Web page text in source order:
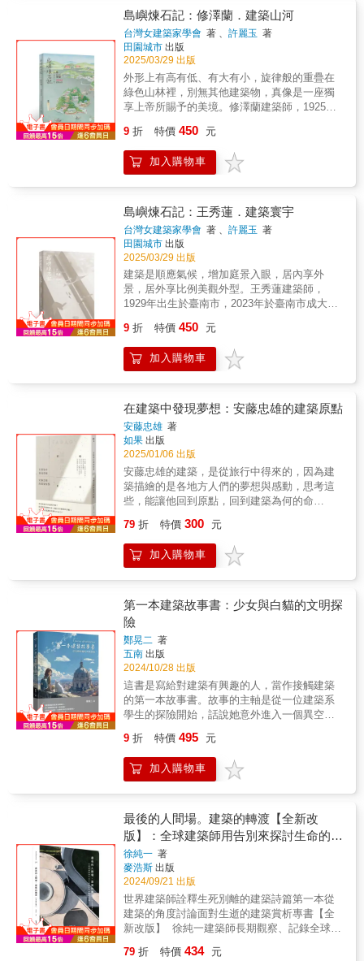
『那東西居然還站著！』」──卡拉特拉瓦│工
程師、建築師1991「勒．柯比意著名的杜明諾
系統不僅針對構築工法進行抽象解析，也為理
性建築宣示新的自由，並為組構手法提供理論
基礎，更為抽象形式建立架構元素。薩伏瓦住
宅則在實證理論基礎的同時，進一步展示新形
式的特質……他從不懷疑，藉著理論的實踐與
形式的操作，建築可以提升至藝術的地位。」
──麥斯威爾│建築師、教育家、評論家
1992「也許由專業進行社會改革的看法有誤，
也許將建築視為道德重整的手段窒礙難行，但
我們無可否認勒．柯比意建築裡細膩的塑性及
師，有著廣闊的遠見、一意的專注與恆久的堅
持……在時代洪流與社會神話裡，因緣際會的
疊合了他作為藝術家的膽識與身為一個人的熱
情，造就了勒．柯比意絕無僅有的地位。」──
柯閎│建築師、教育家、評論家1987「虛無主義
與組構手法的結合；困頓在現代世界裡窒礙難
行的亂林中，引用此一信念所建構的準則，
合的意志力：面對著現代都會成長擴張的崩解
代的工具，勒．柯比意奮力拋出光輝城
市……」──塔夫里│史學家、評論家1987 「藉
著『居住的機器』，勒．柯比意希冀體現一種
生活方式的解放，一種極度年輕的奔放……
勒．柯比意極具個人風格、開創性十足的線條
圖面……美麗地描繪出進退深淺的空間層次，
刻意誇張的透視景深；相互咬合的形狀、量
體，即便最小的空間細部都被支解展現出
來。」──史考利│史學家、評論家1987 「意欲
了解勒．柯比意成就的學習者，應該了解他融
入設計裡的空間與形式特質，因此必須研讀他
的圖面，甚至仔細分析他的設計草圖與各種畫
作。他在三向度塑形藝術的最偉大貢獻源自二
向度繪畫藝術的摸索；由此，勒．柯比意展現
了現代建築空間的原理……」──席理曼│建築
師、教育家1996 「只要是現代建築的歷史或詮
而復始地圍繞著勒．柯比意。即使多年後仍覺
得活在他的陰影下，仍讓人感同身受地咀嚼著
建築師史密森的一句話；『每你一翻開一卷
勒．柯比意《作品全集》時，你總覺得他已經
擁有所有你最棒的想法，甚至，他已經做了下
一步你想要去試試看的事。』」──普拉特斯│
教育家、史學家、評論家2001 「勒．柯比意具
有一個特質：他在建築設計發展上的嚴謹程度
已達典範層次。因此他的建築方案固然比起實
際作品更具影響力，但也更賦予他的《作品全
在今天，全世界的年輕建築師仍爭相閱讀《作
品全集》。」──范普頓│建築師、教育家、史
學家2001 「有關勒．柯比意的書籍與論述已不
折不扣地自成一宗產業。隨著大宗生產而來，
汗牛充棟的量與良莠不齊的質，也意味著愈來
愈難真正了解他的作品。然而，毫無疑問地，
正如同任何一位關切勒．柯比意作品的學者專
家或門外漢，最讓我滿意的還是勒．柯比意本
人身兼『編輯-作者』的《作品全集》。」──宗
寧思│教育家、評論家2001
自前往建築走讀一番！──吳宜晏●建築未必只
能是吉他貝斯鼓聲強勁的搖滾樂，妹島和西澤
創造了抒情動人的鋼琴合奏。──黃威融
少？本書介紹許多表現精采、成就卓越的建築
大師，帶領你神遊世界，觀賞許多偉大的建
築。本書作者是一位建築師，也是建築評論
家，這是他以世界建築歷史年表的排列， 精選
了50位全世界最了不起的建築大師，介紹每位
大師的生平、創作風格及其對於後世的影響。
如作者所言，「認識每位建築大師的環境、文
造我們所居住的世界。在每個建築大師的一系
列的成功與挫敗中，我們可以找到克服逆境的
工具。」
他低調沉默的性格，王大閎這個名字和他的作
品，逐漸成為被遺忘的瑰寶。提起王大閎，令
人立即聯想到國父紀念館，這是他最廣為人知
的作品。可是對許多六〇年代以後出生的人來
說，他彷彿是武俠小說家筆下的世外高人，鮮
少認識他的其他作品和生平點滴。以往我們只
識作品不識其人，如今我們不妨揭開神祕面
紗，從人去貼近作品。或許，從人與人文的角
度進入，我們才有機會接近建築的核心。王大
的蘇州成長，奠定了東方美學基礎。少年時期
留學歐陸，先後在劍橋和哈佛就讀。他是少數
直接接受包浩斯現代主義啟蒙之人，攻讀哈佛
研究所時，師承包浩斯創辦人、時任哈佛建築
系主任的葛羅培斯，同班同學有貝聿銘和菲利
普．強生等人，王大閎畢業的時候是全班第一
名。1953年，三十六歲的王大閎成立大洪建築
師事務所，開始了他在臺灣土地上「中國建築
現代化」的實驗探索，他的「現代化」並非單
純挪用中國建築元素，而是融合傳統建築的精
神，開創全新的風貌。在首件設計案「建國南
路自宅」，他以一個簡單的長方形平面，打造
出內部空間自由流暢的住宅，這件作品嘗試結
合中國的建築語彙和密斯的風格語法，為當時
國內建築界帶來極大衝擊，並為尋求創新中國
表現亦極為精采，如國父紀念館、外交部辦公
大樓、臺大第一學生活動中心等，以及獲得競
圖首獎卻因政治因素而徒然化為紙上傳奇的故
宮博物院計畫案。王大閎的構思與創作，是一
個不斷化繁為簡的過程，所以他的作品總能予
人形式簡單的印象，走入其間卻感受層次豐
富、比例勻稱。在造形、尺度、線條、細部工
法，乃至人文內涵，在在都讓後輩建築師由衷
讚嘆。試想，要有何等才氣及紮實的專業訓練
視為最愛的學生。王大閎（1917-2018）- 第一
任中華民國外交總長與司法院長王寵惠的獨子-
第一位完整接受西方現代性建築教育的在臺建
築師（英國劍橋大學建築系學士、美國哈佛大
學建築碩士）- 第一名成績畢業於現代設計先
驅、包浩斯創辦人葛羅培斯在哈佛大學的門下
（當年與貝聿銘同班）- 第一位在臺融合中國傳
統建築元素與西方現代主義的建築師（1953建
國南路自宅、1953日本駐華大使官邸、1964虹
廬、1979弘英別墅、1971外交部辦公大樓）-
第一位在臺使用預力懸臂樑的建築師（1962淡
水高爾夫球場俱樂部）- 第一位在臺打造帷幕牆
入樓中樓與屋頂花園於高層集合住宅的建築師
（1970良士大廈）- 第一位在臺使用鋼管構造的
建築師（1972國父紀念館）- 第一位以小說創作
屆建築金鼎獎十大優秀建築師（1967）、第十
三屆國家文藝獎（2009）、第三十三屆行政院
文化獎（2013）本書特色在王大閎建築作品持
續消失的時代中，更顯本書珍藏價值——1. 見
證臺灣五、六〇年代建築文化的重要發展，也
看見現今活躍於建築界的青壯建築師及建築系
教授，當時所仰慕、學習的本地建築師典範
——王大閎。2. 收錄建築業界人士的評論和訪
談摘錄、深度專訪、超過百幅珍貴歷史照片，
完整記錄王大閎的建築教育過程、建築思想及
島嶼煉石記：修澤蘭．建築山河
台灣女建築家學會 著 、許麗玉 著
田園城市 出版
2025/03/29 出版
外形上有高有低、有大有小，旋律般的重疊在
綠色山林裡，別無其他建築物，真像是一座獨
享上帝所賜予的美境。修澤蘭建築師，1925年
業自（重慶）中央大學建築工程系，1949年到
臺灣鐵路管理局任職，參與全臺鐵道相關建
設，並於1951年奉命設計興建板橋火車站，因
師事務所」，半世紀以來的作品涵蓋住宅、教
育設施與公共建築，包括：日月潭教師會館、
景美女中校園、衛道中學聖堂、陽明山中山
樓、花園新城等。她在關懷社會與環境發展
下，運用現代粗獷兼表現主義內涵的設計手法
──以結構性曲面與工法，形塑空間內與外的流
動氛圍──為臺灣帶來獨具律動特色的建築地
景。她是傳聞中的臺灣第一女建築師，也是新
臺幣百元鈔幣面上「陽明山中山樓」的建築
珍貴的設計圖慘遭祝融。「尋找修澤蘭」成為
我們努力彌補的遺憾，台灣女建築家學會自
2021年策劃啟動「修澤蘭的行動學校」，開始
蒐集全臺近百件學校建築圖資，期能重構她在
臺灣戰後國民義務教育政策下，貢獻於全臺各
級學校的空間型態演變。本書無法完整羅列修
建築師的所有作品；在歷史的洪流中，我們像
是在岸邊擺設一些美麗的小石子，分享給讀
者。雖然圖說與建築難免灰飛煙滅，我們堅
信，重要的毋寧是公眾的知曉與傳述。
9 折 特價 450 元
加入購物車
島嶼煉石記：王秀蓮．建築寰宇
台灣女建築家學會 著 、許麗玉 著
田園城市 出版
2025/03/29 出版
建築是順應氣候，增加庭景入眼，居內享外
景，居外享比例美觀外型。王秀蓮建築師，
1929年出生於臺南市，2023年於臺南市成大醫
學院（國立成功大學前身）建築系，成為該系
首度招收的八名女性之一。1953年考取建築技
師資格，1954年成為臺灣省建築技師公會臺南
半世紀的執業期間，王秀蓮完成多達七百餘件
建築設計，分佈在臺灣各地，尤其是臺南市。
包括：東門路自宅、五妃街住宅群、臺南女中
中正堂、聖功女中美大苑與天主教瑞復益智中
心。她擅長就地取材、表現本地工匠技藝，兼
顧營建經濟效益。曾獲選民國72與75年度優良
建築師、中華民國金鼎獎選拔會第二屆優良建
築師等。王秀蓮特別注重居內與居外的雙向樣
貌、重視使用者活動需要，並因地制宜以符合
福機構與宗教建築，她的作品直接、間接影響
了臺南市的街景，帶領我們認識一個不同於北
部首都圈、有熱度的臺灣、有涼風的「靜植」
地景。
9 折 特價 450 元
加入購物車
在建築中發現夢想：安藤忠雄的建築原點
安藤忠雄 著
如果 出版
2025/01/06 出版
安藤忠雄的建築，是從旅行中得來的，因為建
築描繪的是各地方人們的夢想與感動，思考這
些，能讓他回到原點，回到建築為何的命
眾講堂系列演講結集 ※長銷20餘年經典作
品 安藤忠雄在二十幾歲時因不滿身處的生
活環境，而立志走上建築這條道路，他認為旅
為順應當地自然風土氣候所產生的建築深深感
動，他看到了建築的生命力──反應出人類的根
本欲望，是人們靈魂的依靠，是呈現每個居民
夢想的地方。 因此，安藤從接觸建築以來
即不斷詢問自己：「透過建築可以達到什
麼？」、「建築究竟能對社會、地區有什麼樣
的貢獻？」、「要如何才能讓都市擁有生命
力？」。相對於提出創新具突破性的建築，安
藤更在意的是建築對人的尊重、對社會的批
判；比起只是玩設計風格的遊戲，更值得深思
化遺產。因而，安藤認為：建築對於其所在的
環境，是有回饋義務的。 對安藤而言，現
代建築的創造不再只是一般意義的形式探索，
成長的靜止物，只要在社會上人們持續利用，
就是種經常變化成長的「生物」。因而，安藤
希望能透過邊做邊想的實驗性精神，將有生命
的建築送到社會面前。而建築對於環境的破壞
與影響，也是往後建築家們必須省思的課
題。 本書以主題設定的方式來談論建築：
建築原點的住宅、群聚而居的集合住宅、集合
眾人的廣場、都市、不同領域對話的合作共
所、自重建出發、庭園世界，以及邊做邊想
79 折 特價 300 元
加入購物車
第一本建築故事書：少女與白貓的文明探
險
鄭晃二 著
五南 出版
2024/10/28 出版
這書是寫給對建築有興趣的人，當作接觸建築
的第一本故事書。故事的主軸是從一位建築系
學生的探險開始，話說她意外進入一個異空間
女與白貓的探險而展開來。安得廣廈千萬間，
大庇天下寒士俱歡顏，風雨不動安如山。─唐．
杜甫建築是人們生活所需，也呈現了人們的生
宅」的企盼，反映出其心懷天下人的胸襟，更
說明了建築庇護與安居生活的實用功能。這是
一本主題式的建築故事書，跟著少女與白貓的
腳步，跨越時空，探索從古至今，建築的思維
如何應對自然環境的挑戰，並在社會與文化的
影響下，發揮創造力，建造出真正符合人類需
求與美感的家園。本書以功能性或建築特色為
主題，由讀者熟悉的歷史或地理常識帶入，介
紹各式各樣的材料建築而成的房子、因應多變
自然災害建構出的房屋設計、為了防禦與安全
9 折 特價 495 元
加入購物車
最後的人間場。建築的轉渡【全新改
版】：全球建築師用告別來探討生命的建
築詩篇
徐純一 著
麥浩斯 出版
2024/09/21 出版
世界建築師詮釋生死別離的建築詩篇第一本從
建築的角度討論面對生逝的建築賞析專書【全
新改版】 徐純一建築師長期觀察、記錄全球建
場」之旅，十多年來，他親訪歐洲各國的墓
79 折 特價 434 元